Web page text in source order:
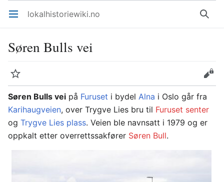
Åpne hovedmenyen lokalhistoriewiki.no Søk
Søren Bulls vei
Overvåk
Rediger
Søren Bulls vei på Furuset i bydel Alna i Oslo går fra
Karihaugveien, over Trygve Lies bru til Furuset senter
og Trygve Lies plass. Veien ble navnsatt i 1979 og er
oppkalt etter overrettssakfører Søren Bull.